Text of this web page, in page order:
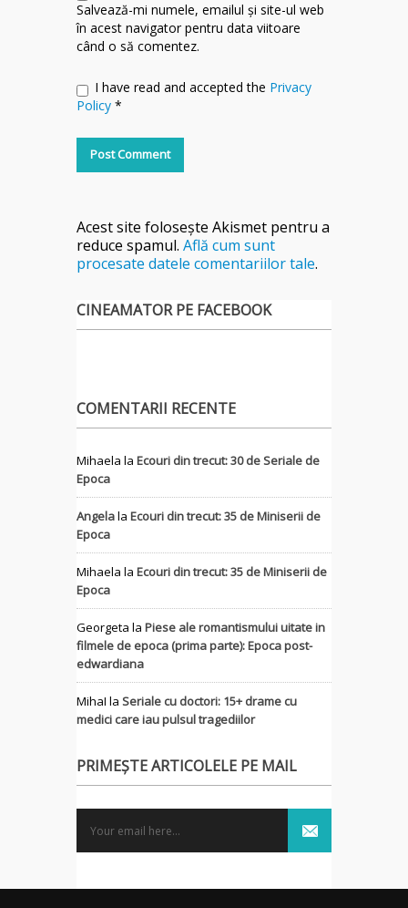
Salvează-mi numele, emailul și site-ul web
în acest navigator pentru data viitoare
când o să comentez.
I have read and accepted the Privacy
Policy *
Acest site folosește Akismet pentru a
reduce spamul. Află cum sunt
procesate datele comentariilor tale.
CINEAMATOR PE FACEBOOK
COMENTARII RECENTE
Mihaela la Ecouri din trecut: 30 de Seriale de
Epoca
Angelala Ecouri din trecut: 35 de Miniserii de
Epoca
Mihaela la Ecouri din trecut: 35 de Miniserii de
Epoca
Georgeta la Piese ale romantismului uitate in
filmele de epoca (prima parte): Epoca post-
edwardiana
MihaI la Seriale cu doctori: 15+ drame cu
medici care iau pulsul tragediilor
PRIMEȘTE ARTICOLELE PE MAIL